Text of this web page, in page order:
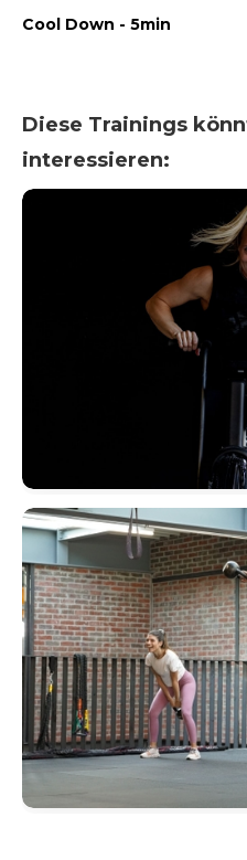
Cool Down - 5min
Diese Trainings
interessieren:
CrossFit
Mo 18:30 Di 17:30 Mi
Sa 10:30